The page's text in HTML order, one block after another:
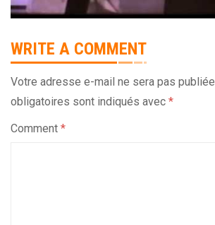
WRITE A COMMENT
Votre adresse e-mail ne sera pas publiée.
obligatoires sont indiqués avec *
Comment *